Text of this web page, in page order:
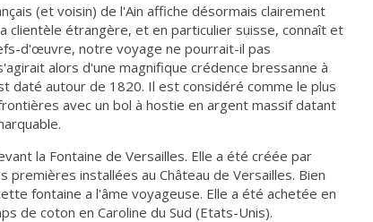
(et voisin) de l'Ain affiche désormais clairement
clientèle étrangère, et en particulier suisse, connaît et
d'œuvre, notre voyage ne pourrait-il pas
alors d'une magnifique crédence bressanne à
daté autour de 1820. Il est considéré comme le plus
avec un bol à hostie en argent massif datant
la Fontaine de Versailles. Elle a été créée par
installées au Château de Versailles. Bien
fontaine a l'âme voyageuse. Elle a été achetée en
de coton en Caroline du Sud (Etats-Unis).